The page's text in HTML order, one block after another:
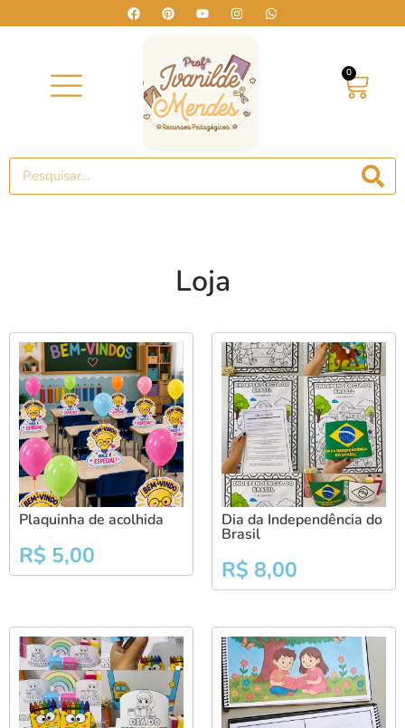
0
Loja
Plaquinha de acolhida
R$ 5,00
Dia da Independência do
Brasil
R$ 8,00